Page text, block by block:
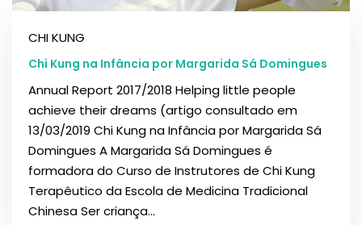
CHI KUNG
Chi Kung na Infância por Margarida Sá Domingues
Annual Report 2017/2018 Helping little people
achieve their dreams (artigo consultado em
13/03/2019 Chi Kung na Infância por Margarida Sá
Domingues A Margarida Sá Domingues é
formadora do Curso de Instrutores de Chi Kung
Terapêutico da Escola de Medicina Tradicional
Chinesa Ser criança...